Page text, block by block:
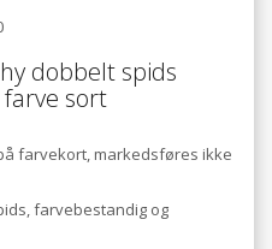
dobbelt spids
sort
farvekort, markedsføres ikke
farvebestandig og